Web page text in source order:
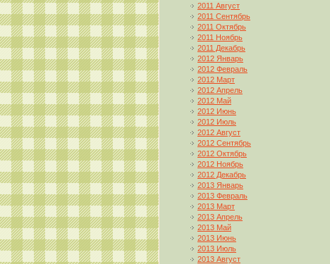
2011 Август
2011 Сентябрь
2011 Октябрь
2011 Ноябрь
2011 Декабрь
2012 Январь
2012 Февраль
2012 Март
2012 Апрель
2012 Май
2012 Июнь
2012 Июль
2012 Август
2012 Сентябрь
2012 Октябрь
2012 Ноябрь
2012 Декабрь
2013 Январь
2013 Февраль
2013 Март
2013 Апрель
2013 Май
2013 Июнь
2013 Июль
2013 Август